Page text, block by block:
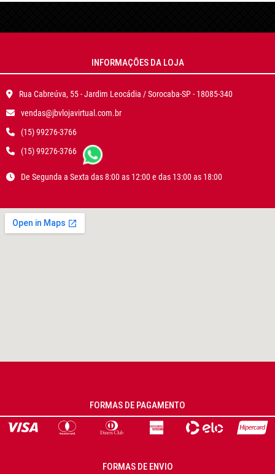
INFORMAÇÕES DA LOJA
Rua Cabreúva, 55 - Jardim Leocádia / Sorocaba-SP - 18085-340
vendas@jbvlojavirtual.com.br
(15) 99276-3766
(15) 99276-3766
De Segunda a Sexta das 8:00 as 12:00 e das 13:00 as 18:00
FORMAS DE PAGAMENTO
FORMAS DE ENVIO